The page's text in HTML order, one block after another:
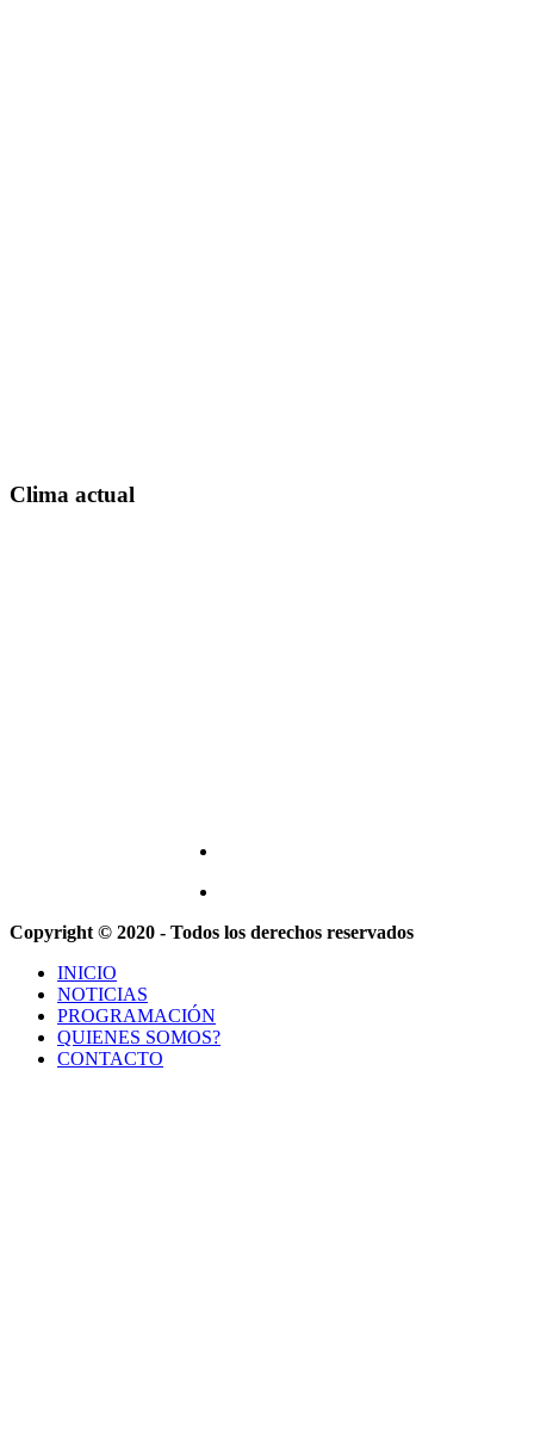
Clima actual
Copyright © 2020 - Todos los derechos reservados
INICIO
NOTICIAS
PROGRAMACIÓN
QUIENES SOMOS?
CONTACTO